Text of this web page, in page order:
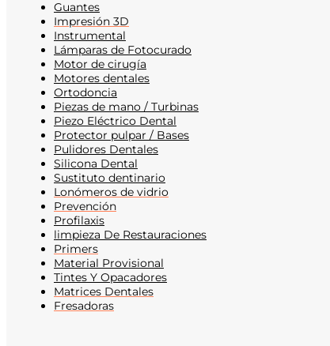
Guantes
Impresión 3D
Instrumental
Lámparas de Fotocurado
Motor de cirugía
Motores dentales
Ortodoncia
Piezas de mano / Turbinas
Piezo Eléctrico Dental
Protector pulpar / Bases
Pulidores Dentales
Silicona Dental
Sustituto dentinario
Lonómeros de vidrio
Prevención
Profilaxis
limpieza De Restauraciones
Primers
Material Provisional
Tintes Y Opacadores
Matrices Dentales
Fresadoras